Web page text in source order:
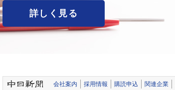
詳しく見る
会社案内 採用情報 購読申込 関連企業